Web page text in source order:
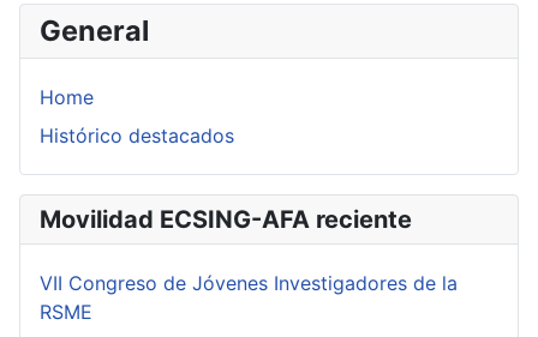
General
Home
Histórico destacados
Movilidad ECSING-AFA reciente
VII Congreso de Jóvenes Investigadores de la
RSME